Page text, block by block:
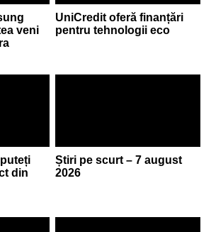
veni
UniCredit oferă finanțări
pentru tehnologii eco
din
Știri pe scurt – 7 august
2026